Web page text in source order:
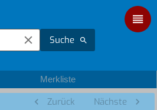
Suche
Merkliste
Zurück Nächste